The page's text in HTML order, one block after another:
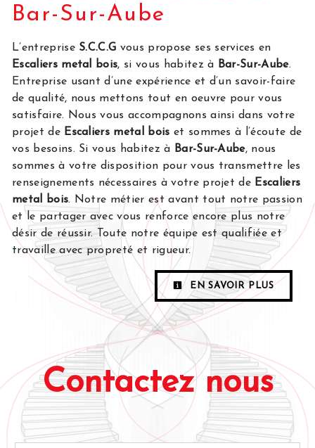
Bar-Sur-Aube
L’entreprise S.C.C.G vous propose ses services en
Escaliers metal bois, si vous habitez à Bar-Sur-Aube.
Entreprise usant d’une expérience et d’un savoir-faire
de qualité, nous mettons tout en oeuvre pour vous
satisfaire. Nous vous accompagnons ainsi dans votre
projet de Escaliers metal bois et sommes à l’écoute de
vos besoins. Si vous habitez à Bar-Sur-Aube, nous
sommes à votre disposition pour vous transmettre les
renseignements nécessaires à votre projet de Escaliers
metal bois. Notre métier est avant tout notre passion
et le partager avec vous renforce encore plus notre
désir de réussir. Toute notre équipe est qualifiée et
travaille avec propreté et rigueur.
EN SAVOIR PLUS
Contactez nous